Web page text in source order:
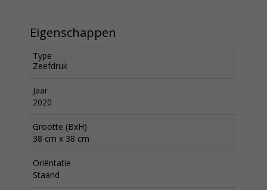
Eigenschappen
Type
Zeefdruk
Jaar
2020
Grootte (BxH)
38 cm x 38 cm
Oriëntatie
Staand